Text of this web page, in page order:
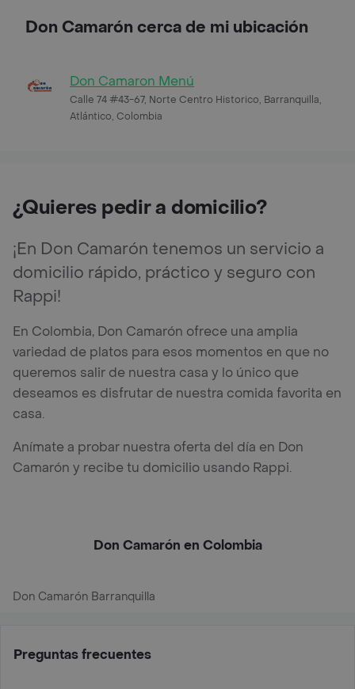
Don Camarón cerca de mi ubicación
Don Camaron Menú
Calle 74 #43-67, Norte Centro Historico, Barranquilla,
Atlántico, Colombia
¿Quieres pedir a domicilio?
¡En Don Camarón tenemos un servicio a
domicilio rápido, práctico y seguro con
Rappi!
En Colombia, Don Camarón ofrece una amplia
variedad de platos para esos momentos en que no
queremos salir de nuestra casa y lo único que
deseamos es disfrutar de nuestra comida favorita en
casa.
Anímate a probar nuestra oferta del día en Don
Camarón y recibe tu domicilio usando Rappi.
Don Camarón en Colombia
Don Camarón Barranquilla
Preguntas frecuentes